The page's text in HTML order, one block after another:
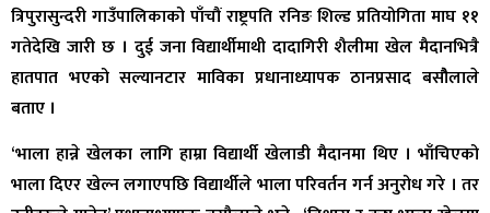
त्रिपुरासुन्दरी गाउँपालिकाको पाँचौं राष्ट्रपति रनिङ शिल्ड प्रतियोगिता माघ ११
गतेदेखि जारी छ । दुई जना विद्यार्थीमाथी दादागिरी शैलीमा खेल मैदानभित्रै
हातपात भएको सल्यानटार माविका प्रधानाध्यापक ठानप्रसाद बसौैलाले
बताए ।
‘भाला हान्ने खेलका लागि हाम्रा विद्यार्थी खेलाडी मैदानमा थिए । भाँचिएको
भाला दिएर खेल्न लगाएपछि विद्यार्थीले भाला परिवर्तन गर्न अनुरोध गरे । तर